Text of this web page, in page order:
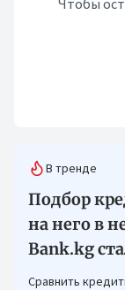
Чтобы
В тренде
Подбор
на него в
Bank.kg
Сравнить